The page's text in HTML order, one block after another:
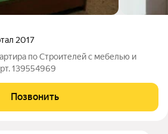
2017
по Строителей с мебелью и
139554969
Позвонить